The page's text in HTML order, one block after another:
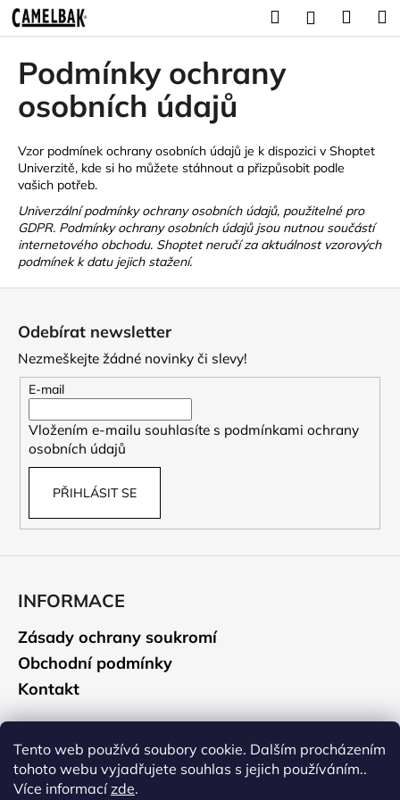
Tento web používá soubory cookie. Dalším procházením
tohoto webu vyjadřujete souhlas s jejich používáním..
Více informacízde.
Přejít
na
obsah
HledatPřihlášení
Podmínky ochrany
osobních údajů
Vzor podmínek ochrany osobních údajů je k dispozici v Shoptet
Univerzitě, kde si ho můžete stáhnout a přizpůsobit podle
vašich potřeb.
Univerzální podmínky ochrany osobních údajů, použitelné pro
GDPR. Podmínky ochrany osobních údajů jsou nutnou součástí
internetového obchodu. Shoptet neručí za aktuálnost vzorových
podmínek k datu jejich stažení.
K
o
C
o
p
o
t
ř
e
b
u
e
t
e
n
a
HLEDAT
D
p
o
r
u
Odebírat newsletter
Nezmeškejte žádné novinky či slevy!
E-mail
Vložením e-mailu souhlasíte s podmínkami ochrany
osobních údajů
PŘIHLÁSIT SE
INFORMACE
Zásady ochrany soukromí
Obchodní podmínky
Kontakt
CAMELBAK
Údržba a čištění